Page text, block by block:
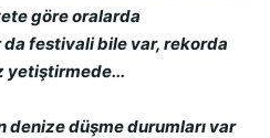
göre oralarda
festivali bile var, rekorda
yetiştirmede...
denize düşme durumları var